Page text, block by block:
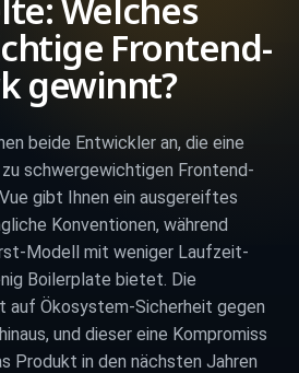
Welches
Frontend-
gewinnt?
beide Entwickler an, die eine
schwergewichtigen Frontend-
gibt Ihnen ein ausgereiftes
Konventionen, während
Modell mit weniger Laufzeit-
Boilerplate bietet. Die
auf Ökosystem-Sicherheit gegen
und dieser eine Kompromiss
Produkt in den nächsten Jahren